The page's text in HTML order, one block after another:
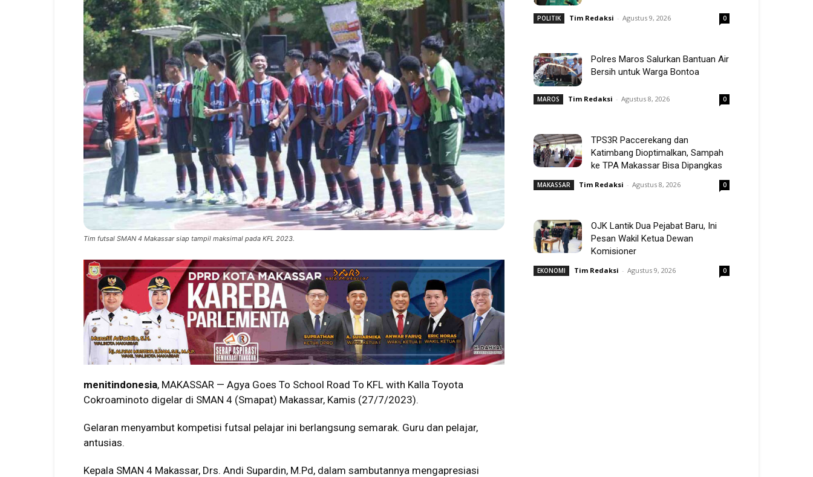
Tim futsal SMAN 4 Makassar siap tampil maksimal pada KFL 2023.
menitindonesia, MAKASSAR — Agya Goes To School Road To KFL with Kalla Toyota
Cokroaminoto digelar di SMAN 4 (Smapat) Makassar, Kamis (27/7/2023).
Gelaran menyambut kompetisi futsal pelajar ini berlangsung semarak. Guru dan pelajar,
antusias.
Kepala SMAN 4 Makassar, Drs. Andi Supardin, M.Pd, dalam sambutannya mengapresiasi
POLITIK Tim Redaksi - Agustus 9, 2026 0
Polres Maros Salurkan Bantuan Air
Bersih untuk Warga Bontoa
MAROS Tim Redaksi - Agustus 8, 2026 0
TPS3R Paccerekang dan
Katimbang Dioptimalkan, Sampah
ke TPA Makassar Bisa Dipangkas
MAKASSAR Tim Redaksi - Agustus 8, 2026 0
OJK Lantik Dua Pejabat Baru, Ini
Pesan Wakil Ketua Dewan
Komisioner
EKONOMI Tim Redaksi - Agustus 9, 2026 0